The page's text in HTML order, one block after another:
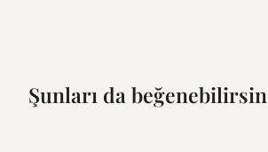
Şunları da beğenebilirsin